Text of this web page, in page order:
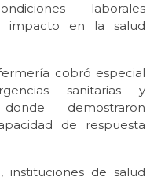
laborales
impacto en la salud
cobró especial
sanitarias y
demostraron
de respuesta
de salud